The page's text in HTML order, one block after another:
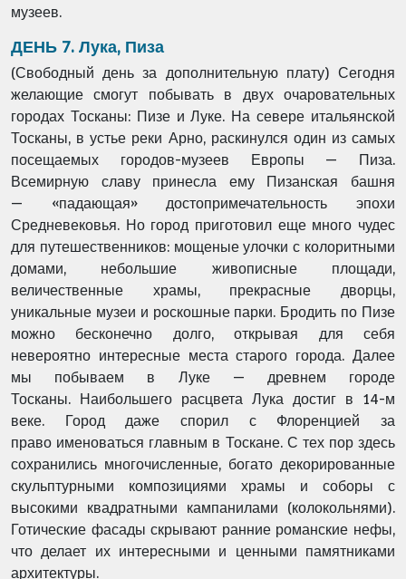
музеев.
ДЕНЬ 7. Лука, Пиза
(Свободный день за дополнительную плату) Сегодня
желающие смогут побывать в двух очаровательных
городах Тосканы: Пизе и Луке. На севере итальянской
Тосканы, в устье реки Арно, раскинулся один из самых
посещаемых городов-музеев Европы — Пиза.
Всемирную славу принесла ему Пизанская башня
— «падающая» достопримечательность эпохи
Средневековья. Но город приготовил еще много чудес
для путешественников: мощеные улочки с колоритными
домами, небольшие живописные площади,
величественные храмы, прекрасные дворцы,
уникальные музеи и роскошные парки. Бродить по Пизе
можно бесконечно долго, открывая для себя
невероятно интересные места старого города. Далее
мы побываем в Луке — древнем городе
Тосканы. Наибольшего расцвета Лука достиг в 14-м
веке. Город даже спорил с Флоренцией за
право именоваться главным в Тоскане. С тех пор здесь
сохранились многочисленные, богато декорированные
скульптурными композициями храмы и соборы с
высокими квадратными кампанилами (колокольнями).
Готические фасады скрывают ранние романские нефы,
чтоделает их интересными и ценными памятниками
архитектуры.